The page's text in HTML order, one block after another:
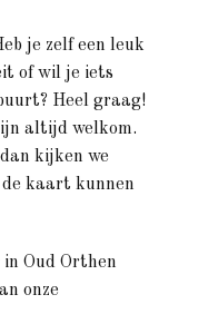
je zelf een leuk
of wil je iets
Heel graag!
altijd welkom.
kijken we
de kaart kunnen
in Oud Orthen
onze